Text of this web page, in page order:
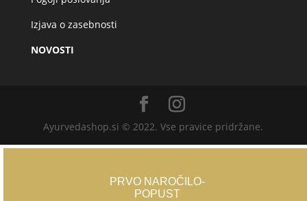
Izjava o zasebnosti
NOVOSTI
Ayurvedashop.si © 2022. Vse pravice pridržane.
PRVO NAROČILO-
POPUST